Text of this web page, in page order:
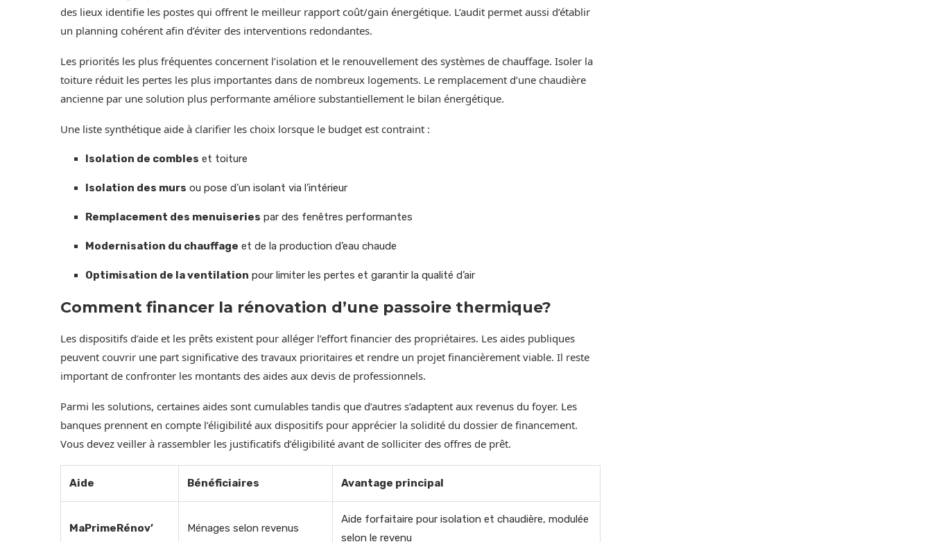
des lieux identifie les postes qui offrent le meilleur rapport coût/gain énergétique. L’audit permet aussi d’établir
un planning cohérent afin d’éviter des interventions redondantes.
Les priorités les plus fréquentes concernent l’isolation et le renouvellement des systèmes de chauffage. Isoler la
toiture réduit les pertes les plus importantes dans de nombreux logements. Le remplacement d’une chaudière
ancienne par une solution plus performante améliore substantiellement le bilan énergétique.
Une liste synthétique aide à clarifier les choix lorsque le budget est contraint :
Isolation de combles et toiture
Isolation des murs ou pose d’un isolant via l’intérieur
Remplacement des menuiseries par des fenêtres performantes
Modernisation du chauffage et de la production d’eau chaude
Optimisation de la ventilation pour limiter les pertes et garantir la qualité d’air
Comment financer la rénovation d’une passoire thermique?
Les dispositifs d’aide et les prêts existent pour alléger l’effort financier des propriétaires. Les aides publiques
peuvent couvrir une part significative des travaux prioritaires et rendre un projet financièrement viable. Il reste
important de confronter les montants des aides aux devis de professionnels.
Parmi les solutions, certaines aides sont cumulables tandis que d’autres s’adaptent aux revenus du foyer. Les
banques prennent en compte l’éligibilité aux dispositifs pour apprécier la solidité du dossier de financement.
Vous devez veiller à rassembler les justificatifs d’éligibilité avant de solliciter des offres de prêt.
Aide Bénéficiaires Avantage principal
MaPrimeRénov’ Ménages selon revenus
Aide forfaitaire pour isolation et chaudière, modulée
selon le revenu